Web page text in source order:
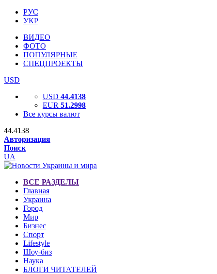
РУС
УКР
ВИДЕО
ФОТО
ПОПУЛЯРНЫЕ
СПЕЦПРОЕКТЫ
USD
USD 44.4138
EUR 51.2998
Все курсы валют
44.4138
Авторизация
Поиск
UA
ВСЕ РАЗДЕЛЫ
Главная
Украина
Город
Мир
Бизнес
Спорт
Lifestyle
Шоу-биз
Наука
БЛОГИ ЧИТАТЕЛЕЙ